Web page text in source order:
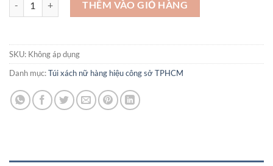
THÊM VÀO GIỎ HÀNG
SKU: Không áp dụng
Danh mục:Túi xách nữ hàng hiệu công sở TPHCM